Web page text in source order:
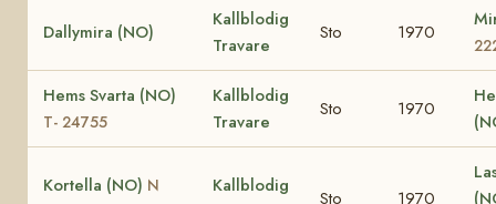
Dallymira (NO)
Kallblodig
Travare
Sto 1970
Hems Svarta (NO)
T- 24755
Kallblodig
Travare
Sto 1970
Kortella (NO) N
Kallblodig
Sto 1970